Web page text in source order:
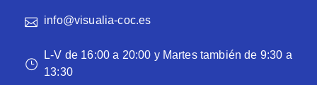
info@visualia-coc.es
L-V de 16:00 a 20:00 y Martes también de 9:30 a
13:30